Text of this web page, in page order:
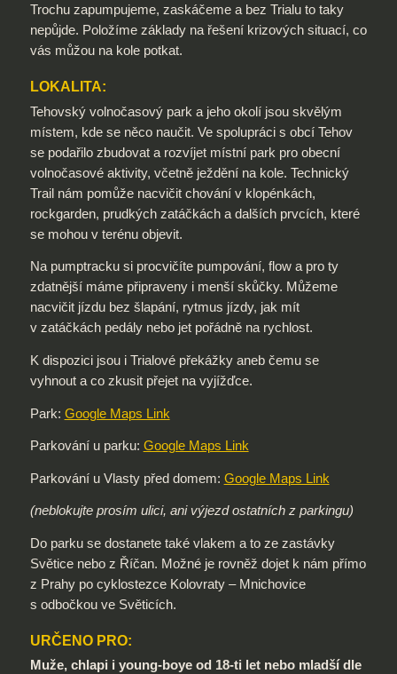
Trochu zapumpujeme, zaskáčeme a bez Trialu to taky
nepůjde. Položíme základy na řešení krizových situací, co
vás můžou na kole potkat.
LOKALITA:
Tehovský volnočasový park a jeho okolí jsou skvělým
místem, kde se něco naučit. Ve spolupráci s obcí Tehov
se podařilo zbudovat a rozvíjet místní park pro obecní
volnočasové aktivity, včetně ježdění na kole. Technický
Trail nám pomůže nacvičit chování v klopénkách,
rockgarden, prudkých zatáčkách a dalších prvcích, které
se mohou v terénu objevit.
Na pumptracku si procvičíte pumpování, flow a pro ty
zdatnější máme připraveny i menší skůčky. Můžeme
nacvičit jízdu bez šlapání, rytmus jízdy, jak mít
v zatáčkách pedály nebo jet pořádně na rychlost.
K dispozici jsou i Trialové překážky aneb čemu se
vyhnout a co zkusit přejet na vyjížďce.
Park: Google Maps Link
Parkování u parku: Google Maps Link
Parkování u Vlasty před domem: Google Maps Link
(neblokujte prosím ulici, ani výjezd ostatních z parkingu)
Do parku se dostanete také vlakem a to ze zastávky
Světice nebo z Říčan. Možné je rovněž dojet k nám přímo
z Prahy po cyklostezce Kolovraty – Mnichovice
s odbočkou ve Světicích.
URČENO PRO:
Muže, chlapi i young-boye od 18-ti let nebo mladší dle